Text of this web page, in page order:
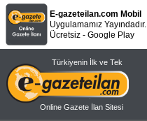
E-gazeteilan.com Mobil
Uygulamamız Yayındadır.
Ücretsiz - Google Play
Türkiyenin İlk ve Tek
Online Gazete İlan Sitesi